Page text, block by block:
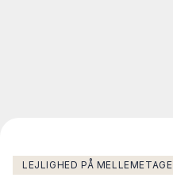
LEJLIGHED PÅ MELLEMETAGE